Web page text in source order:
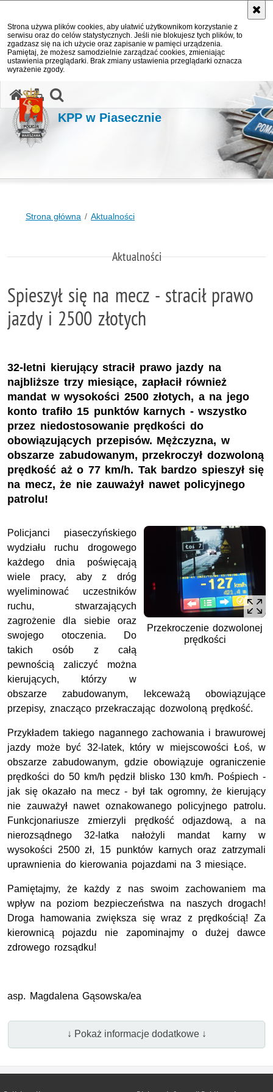
Strona używa plików cookies, aby ułatwić użytkownikom korzystanie z
serwisu oraz do celów statystycznych. Jeśli nie blokujesz tych plików, to
zgadzasz się na ich użycie oraz zapisanie w pamięci urządzenia.
Pamiętaj, że możesz samodzielnie zarządzać cookies, zmieniając
ustawienia przeglądarki. Brak zmiany ustawienia przeglądarki oznacza
wyrażenie zgody.
KPP w Piasecznie
Strona główna Aktualności
Aktualności
Spieszył się na mecz - stracił prawo
jazdy i 2500 złotych
32-letni kierujący stracił prawo jazdy na
najbliższe trzy miesiące, zapłacił również
mandat w wysokości 2500 złotych, a na jego
konto trafiło 15 punktów karnych - wszystko
przez niedostosowanie prędkości do
obowiązujących przepisów. Mężczyzna, w
obszarze zabudowanym, przekroczył dozwoloną
prędkość aż o 77 km/h. Tak bardzo spieszył się
na mecz, że nie zauważył nawet policyjnego
patrolu!
Przekroczenie dozwolonej
prędkości
Policjanci piaseczyńskiego
wydziału ruchu drogowego
każdego dnia poświęcają
wiele pracy, aby z dróg
wyeliminować uczestników
ruchu, stwarzających
zagrożenie dla siebie oraz
swojego otoczenia. Do
takich osób z całą
pewnością zaliczyć można
kierujących, którzy w
obszarze zabudowanym, lekceważą obowiązujące
przepisy, znacząco przekraczając dozwoloną prędkość.
Przykładem takiego nagannego zachowania i brawurowej
jazdy może być 32-latek, który w miejscowości Łoś, w
obszarze zabudowanym, gdzie obowiązuje ograniczenie
prędkości do 50 km/h pędził blisko 130 km/h. Pośpiech -
jak się okazało na mecz - był tak ogromny, że kierujący
nie zauważył nawet oznakowanego policyjnego patrolu.
Funkcjonariusze zmierzyli prędkość odjazdową, a na
nierozsądnego 32-latka nałożyli mandat karny w
wysokości 2500 zł, 15 punktów karnych oraz zatrzymali
uprawnienia do kierowania pojazdami na 3 miesiące.
Pamiętajmy, że każdy z nas swoim zachowaniem ma
wpływ na poziom bezpieczeństwa na naszych drogach!
Droga hamowania zwiększa się wraz z prędkością! Za
kierownicą pojazdu nie zapominajmy o dużej dawce
zdrowego rozsądku!
asp. Magdalena Gąsowska/ea
↓ Pokaż informacje dodatkowe ↓